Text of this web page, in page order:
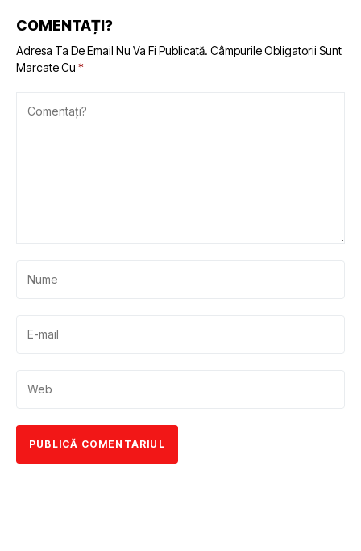
COMENTAȚI?
Adresa Ta De Email Nu Va Fi Publicată. Câmpurile Obligatorii Sunt
Marcate Cu *